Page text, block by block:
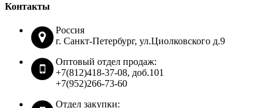
Контакты
Россия
г. Санкт-Петербург, ул.Циолковского д.9
Оптовый отдел продаж:
+7(812)418-37-08, доб.101
+7(952)266-73-60
Отдел закупки: